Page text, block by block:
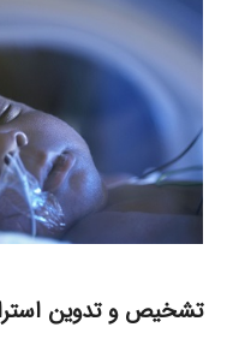
تشخیص و تدوین